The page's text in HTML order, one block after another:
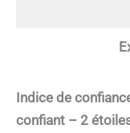
Indice de
confiant – 2